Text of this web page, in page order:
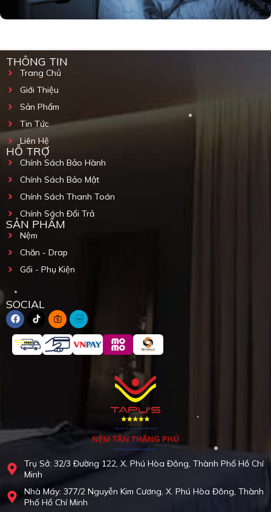
Trụ Sở: 32/3 Đường 122, X. Phú Hòa Đông, Thành Phố Hồ Chí
Minh
Nhà Máy: 377/2 Nguyễn Kim Cương, X. Phú Hòa Đông, Thành
Phố Hồ Chí Minh
THÔNG TIN
Trang Chủ
Giới Thiệu
Sản Phẩm
Tin Tức
Liên Hệ
HỖ TRỢ
Chính Sách Bảo Hành
Chính Sách Bảo Mật
Chính Sách Thanh Toán
Chính Sách Đổi Trả
SẢN PHẨM
Nệm
Chăn - Drap
Gối - Phụ Kiện
SOCIAL